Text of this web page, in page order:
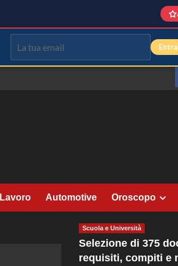
Lavoro Automotive Oroscopo
Scuola e Università
Selezione di 375
requisiti, compiti e
Entra